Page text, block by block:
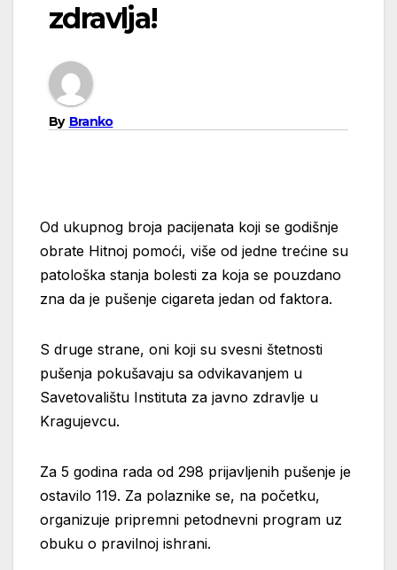
zdravlja!
By Branko
Od ukupnog broja pacijenata koji se godišnje
obrate Hitnoj pomoći, više od jedne trećine su
patološka stanja bolesti za koja se pouzdano
zna da je pušenje cigareta jedan od faktora.
S druge strane, oni koji su svesni štetnosti
pušenja pokušavaju sa odvikavanjem u
Savetovalištu Instituta za javno zdravlje u
Kragujevcu.
Za 5 godina rada od 298 prijavljenih pušenje je
ostavilo 119. Za polaznike se, na početku,
organizuje pripremni petodnevni program uz
obuku o pravilnoj ishrani.